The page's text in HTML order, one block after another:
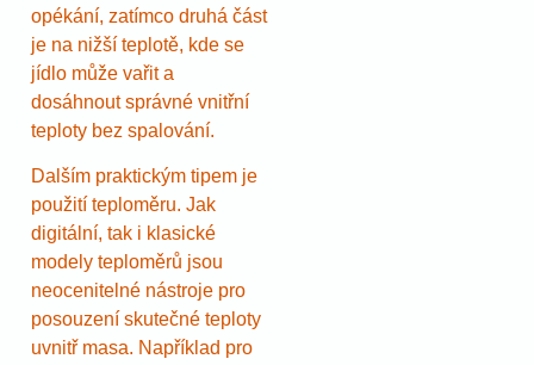
opékání, zatímco druhá část
je na nižší teplotě, kde se
jídlo může vařit a
dosáhnout správné vnitřní
teploty bez spalování.
Dalším praktickým tipem je
použití teploměru. Jak
digitální, tak i klasické
modely teploměrů jsou
neocenitelné nástroje pro
posouzení skutečné teploty
uvnitř masa. Například pro